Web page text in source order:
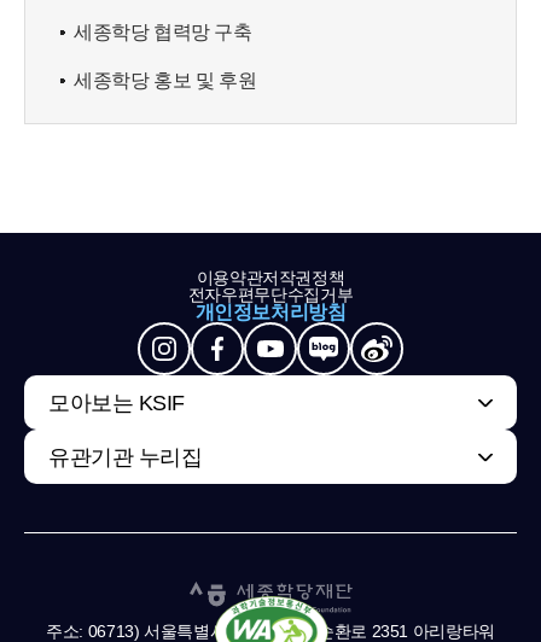
세종학당 협력망 구축
세종학당 홍보 및 후원
이용약관저작권정책
전자우편무단수집거부
개인정보처리방침
모아보는 KSIF
유관기관 누리집
주소: 06713) 서울특별시 서초구 남부순환로 2351 아리랑타워